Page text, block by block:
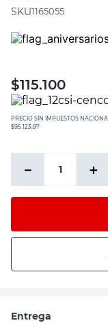
:1165055
$115.100
PRECIO SIN IMPUESTOS
$95.123,97
＋
－
Entrega